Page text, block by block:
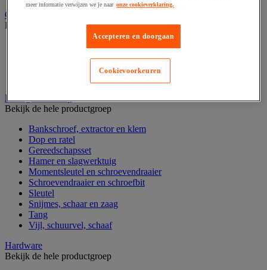
Gereedschap opbergen
Bekijk de hele productgroep
Assortimentsdoos en gereedschapkoffer
Gereedschapskist en opbergtas
Gereedschapskoffer en versterkte kist
Handgereedschap
Bekijk de hele productgroep
Bankschroef, extractor en klem
Dop en ratel
Gereedschapsset
Hamer en slagwerktuig
Momentsleutel en schroevendraaier
Schroevendraaier en schroefbit
Sleutel
Snijmes, schaar en zaag
Tang
Vijl, schuurvel, schaaf
Hardware
Bekijk de hele productgroep
meer informatie verwijzen we je naar onze cookieverklaring.
Accepteren en doorgaan
Cookievoorkeuren